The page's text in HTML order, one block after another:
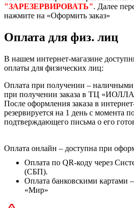
"ЗАРЕЗЕРВИРОВАТЬ". Далее
нажмите на «Оформить заказ»
Оплата для физ. лиц
В нашем интернет-магазине
оплаты для физических лиц:
Оплата при получении – наличными
при получении заказа в ТЦ
После оформления заказа в
резервируется на 1 день с момента
подтверждающего письма о его
Оплата онлайн – доступна при
Оплата по QR-коду через
(СБП).
Оплата банковскими картами
«Мир»